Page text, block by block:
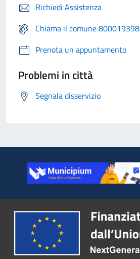
Richiedi Assistenza
Chiama il comune 800019398
Prenota un appuntamento
Problemi in città
Segnala disservizio